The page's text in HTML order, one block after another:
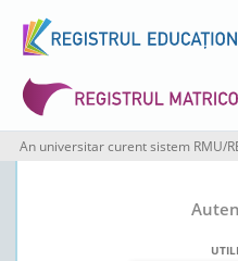
An universitar curent sistem RMU/